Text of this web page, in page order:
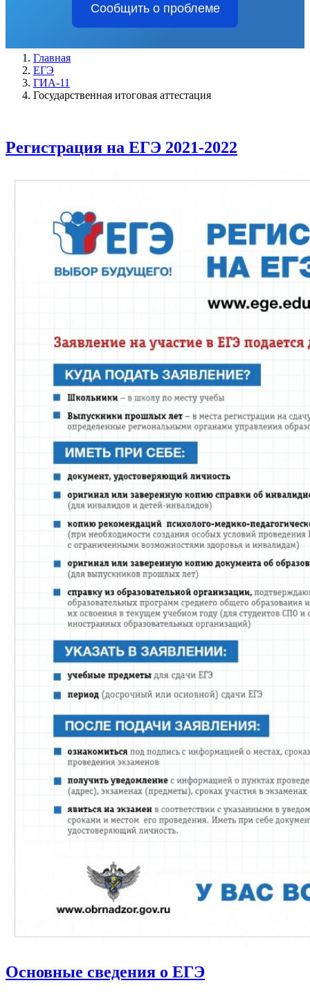
Сообщить о проблеме
Главная
ЕГЭ
ГИА-11
Государственная итоговая аттестация
Регистрация на ЕГЭ 2021-2022
Основные сведения о ЕГЭ